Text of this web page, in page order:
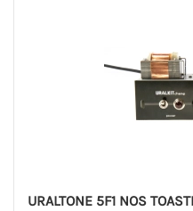
URALTONE 5F1 NOS